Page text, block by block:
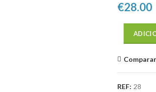
€28.00
Comparar
REF: 28